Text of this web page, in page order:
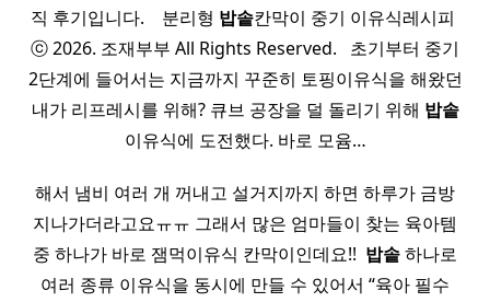
직 후기입니다. ​ ​ ​ 분리형 밥솥칸막이 중기 이유식레시피 ​
ⓒ 2026. 조재부부 All Rights Reserved. ​ ​ 초기부터 중기
2단계에 들어서는 지금까지 꾸준히 토핑이유식을 해왔던
내가 리프레시를 위해? 큐브 공장을 덜 돌리기 위해 밥솥
이유식에 도전했다. 바로 모윰…
해서 냄비 여러 개 꺼내고 설거지까지 하면 하루가 금방
지나가더라고요ㅠㅠ 그래서 많은 엄마들이 찾는 육아템
중 하나가 바로 잼먹이유식 칸막이인데요!! ​ 밥솥하나로
여러 종류 이유식을 동시에 만들 수 있어서 “육아 필수